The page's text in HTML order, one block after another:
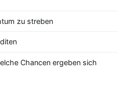
zu streben
Chancen ergeben sich